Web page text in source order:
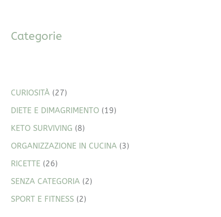
Categorie
CURIOSITÀ (27)
DIETE E DIMAGRIMENTO (19)
KETO SURVIVING (8)
ORGANIZZAZIONE IN CUCINA (3)
RICETTE (26)
SENZA CATEGORIA (2)
SPORT E FITNESS (2)